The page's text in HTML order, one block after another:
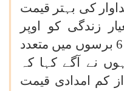
کی بہتر قیمت
زندگی کو اوپر
اٹھانے کے لیے گزشتہ 6 برسوں میں متعدد
نے آگے کہا کہ
کم امدادی قیمت